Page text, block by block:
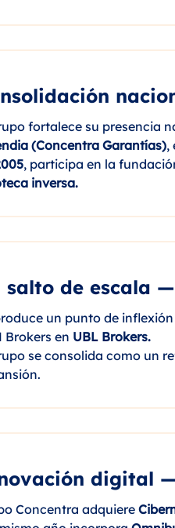
fortalece su presencia
(Concentra Garantías),
, participa en la
inversa.
salto de escala
un punto de
Brokers en UBL Brokers.
se consolida como un
digital
Concentra adquiere